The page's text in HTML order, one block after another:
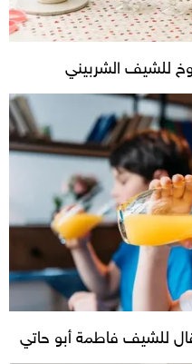
للشيف الشربيني
للشيف فاطمة أبو حاتي